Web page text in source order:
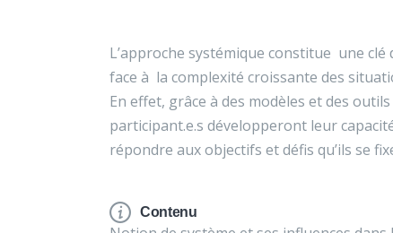
L’approche systémique constitue une
face à la complexité croissante des
En effet, grâce à des modèles et des
participant.e.s développeront leur
répondre aux objectifs et défis qu’ils se
Contenu